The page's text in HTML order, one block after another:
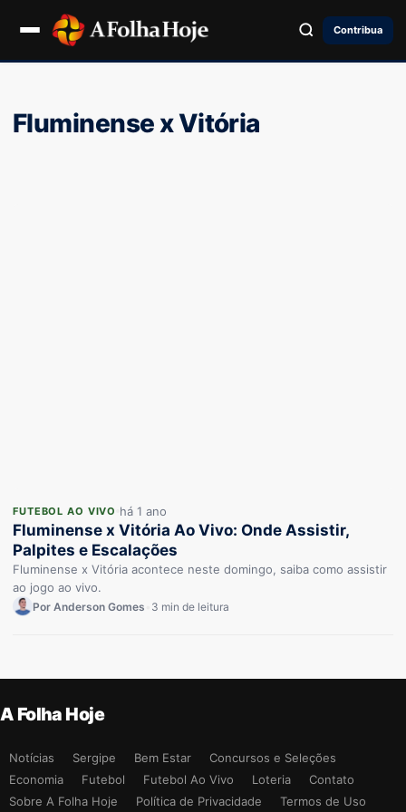
Contribua
Fluminense x Vitória
FUTEBOL AO VIVO há 1 ano
Fluminense x Vitória Ao Vivo: Onde Assistir,
Palpites e Escalações
Fluminense x Vitória acontece neste domingo, saiba como assistir
ao jogo ao vivo.
Por Anderson Gomes 3 min de leitura
A Folha Hoje
Notícias Sergipe Bem Estar
Concursos e Seleções
Economia
Futebol Futebol Ao Vivo Loteria
Contato
Sobre A Folha Hoje
Política de Privacidade Termos de Uso